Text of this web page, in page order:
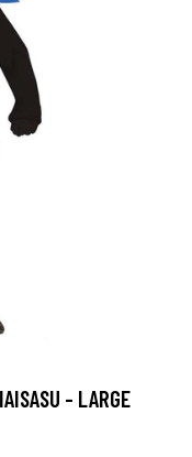
- LARGE